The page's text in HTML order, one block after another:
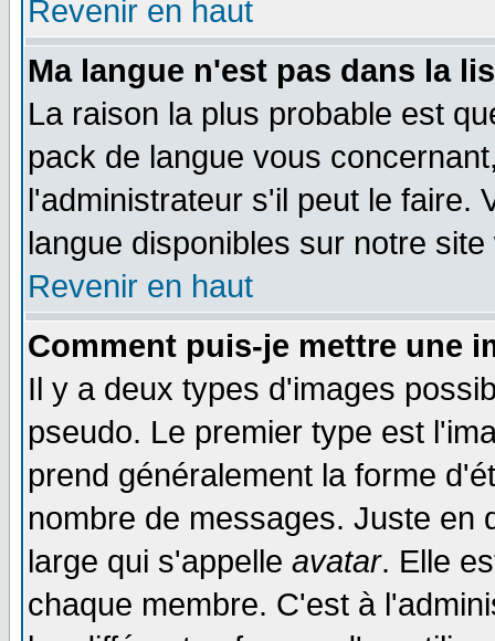
Revenir en haut
Ma langue n'est pas dans la
La raison la plus probable est
pack de langue vous
l'administrateur s'il peut le faire.
langue disponibles sur notre site
Revenir en haut
Comment puis-je mettre une
Il y a deux types d'images
pseudo. Le premier type est
prend généralement la forme
nombre de messages. Juste en
large qui s'appelle avatar. Elle
chaque membre. C'est à